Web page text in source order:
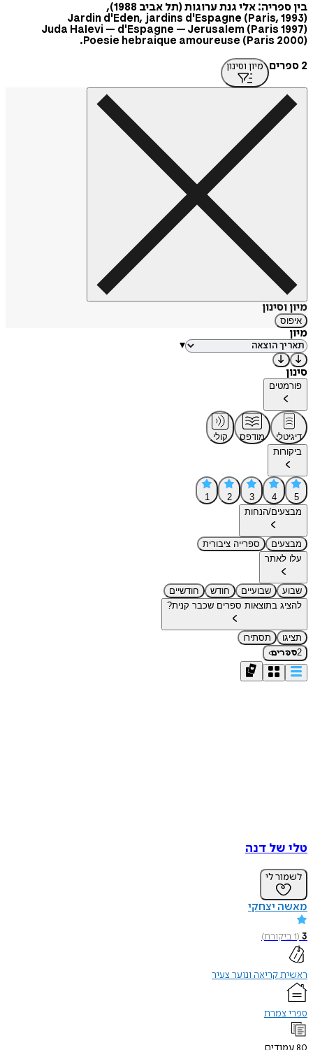
בין ספריה: אלי גנת ערוגות (תל אביב 1988),
Jardin d'Eden, jardins d'Espagne (Paris, 1993)
Juda Halevi – d'Espagne – Jerusalem (Paris 1997)
Poesie hebraique amoureuse (Paris 2000).
2 ספרים
מיון וסינון
מיון וסינון
איפוס
מיון
▾
סינון
פורמטים
דיגיטלי מודפס
קולי
ביקורות
5
4
3
2
1
מבצעים/הנחות
מבצעים
ספרייה ציבורית
עלו לאתר
שבוע שבועיים חודש
חודשיים
להציג בתוצאות ספרים שכבר קנית?
תציגו
תסתירו
2ספרים›
טלי של דנה
לשמור לי
מאשה יצחקי
3
(
1ביקורת)
ראשית קריאה ונוער צעיר
ספרי צמרת